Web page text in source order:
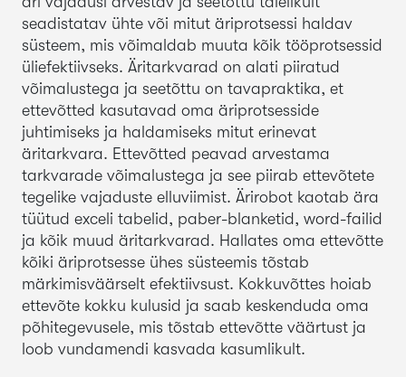
seadistatav ühte või mitut äriprotsessi haldav
süsteem, mis võimaldab muuta kõik tööprotsessid
üliefektiivseks. Äritarkvarad on alati piiratud
võimalustega ja seetõttu on tavapraktika, et
ettevõtted kasutavad oma äriprotsesside
juhtimiseks ja haldamiseks mitut erinevat
äritarkvara. Ettevõtted peavad arvestama
tarkvarade võimalustega ja see piirab ettevõtete
tegelike vajaduste elluviimist. Ärirobot kaotab ära
tüütud exceli tabelid, paber-blanketid, word-failid
ja kõik muud äritarkvarad. Hallates oma ettevõtte
kõiki äriprotsesse ühes süsteemis tõstab
märkimisväärselt efektiivsust. Kokkuvõttes hoiab
ettevõte kokku kulusid ja saab keskenduda oma
põhitegevusele, mis tõstab ettevõtte väärtust ja
loob vundamendi kasvada kasumlikult.